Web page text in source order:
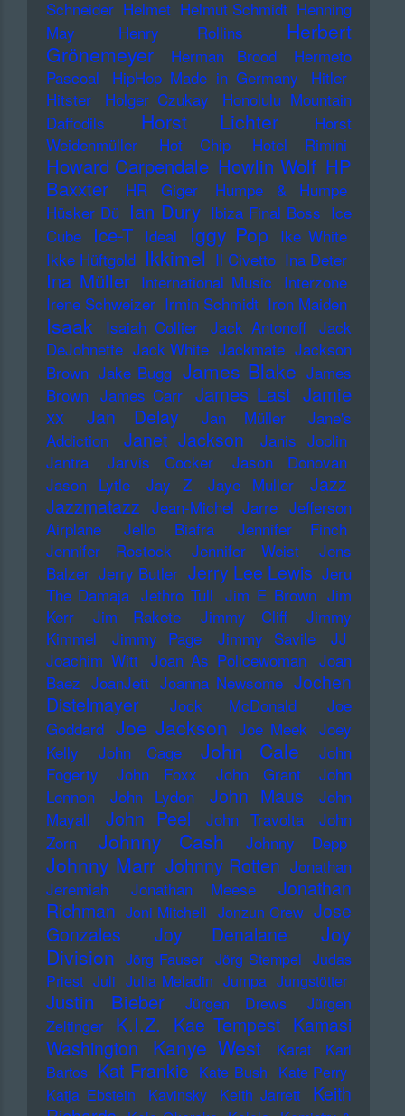
Schneider Helmet Helmut Schmidt Henning
May
Henry Rollins
Herbert
Grönemeyer
Herman Brood
Hermeto
Pascoal
HipHop Made in Germany
Hitler
Hitster
Holger Czukay
Honolulu Mountain
Daffodils
Horst Lichter
Horst
Weidenmüller
Hot Chip Hotel Rimini
Howard Carpendale Howlin Wolf HP
Baxxter
HR Giger
Humpe & Humpe
Hüsker Dü Ian Dury Ibiza Final Boss Ice
Cube
Ice-T Ideal Iggy Pop Ike White
Ikke Hüftgold Ikkimel Il Civetto Ina Deter
Ina Müller International Music Interzone
Irene Schweizer Irmin Schmidt Iron Maiden
Isaak Isaiah Collier Jack Antonoff Jack
DeJohnette Jack White Jackmate Jackson
Brown Jake Bugg James Blake James
Brown James Carr James Last Jamie
xx
Jan Delay Jan Müller
Jane's
Addiction
Janet Jackson
Janis Joplin
Jantra
Jarvis Cocker
Jason Donovan
Jason Lytle
Jay Z Jaye Muller
Jazz
Jazzmatazz Jean-Michel Jarre Jefferson
Airplane
Jello Biafra
Jennifer Finch
Jennifer Rostock
Jennifer Weist
Jens
Balzer Jerry Butler Jerry Lee Lewis Jeru
The Damaja Jethro Tull Jim E Brown Jim
Kerr
Jim Rakete Jimmy Cliff
Jimmy
Kimmel
Jimmy Page Jimmy Savile
JJ
Joachim Witt Joan As Policewoman Joan
Baez JoanJett Joanna Newsome Jochen
Distelmayer
Jock McDonald
Joe
Goddard Joe Jackson Joe Meek Joey
Kelly
John Cage John Cale
John
Fogerty
John Foxx John Grant
John
Lennon
John Lydon John Maus
John
Mayall
John Peel John Travolta
John
Zorn
Johnny Cash Johnny Depp
Johnny Marr Johnny Rotten Jonathan
Jeremiah
Jonathan Meese
Jonathan
Richman Joni Mitchell Jonzun Crew Jose
Gonzales
Joy Denalane
Joy
Division Jörg Fauser Jörg Stempel Judas
Priest Juli Julia Meladin Jumpa Jungstötter
Justin Bieber Jürgen Drews
Jürgen
Zeltinger
K.I.Z. Kae Tempest Kamasi
Washington
Kanye West Karat
Karl
Bartos Kat Frankie Kate Bush Kate Perry
Katja Ebstein
Kavinsky Keith Jarrett
Keith